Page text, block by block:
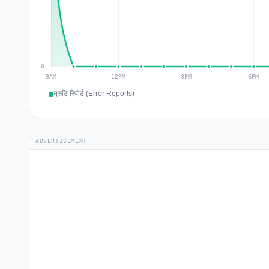
त्रुटि रिपोर्ट (Error Reports)
ADVERTISEMENT